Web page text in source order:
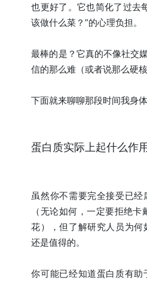
也更好了。它也简化了过去
该做什么菜？”的心理负担。
最棒的是？它真的不像社交
信的那么难（或者说那么硬
下面就来聊聊那段时间我身
蛋白质实际上起什么作
虽然你不需要完全接受已
（无论如何，一定要拒绝
花），但了解研究人员为何
还是值得的。
你可能已经知道蛋白质有助